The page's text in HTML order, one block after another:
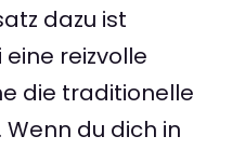
dazu ist
reizvolle
die traditionelle
du dich in